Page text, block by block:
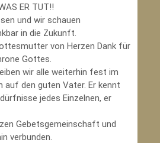
ER TUT!!
und wir schauen
in die Zukunft.
von Herzen Dank für
Gottes.
wir alle weiterhin fest im
auf den guten Vater. Er kennt
jedes Einzelnen, er
Gebetsgemeinschaft und
verbunden.